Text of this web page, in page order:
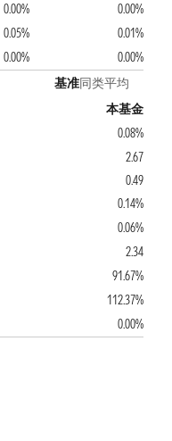
0.00%
0.00%
0.05%
0.01%
0.00% 0.00%
基准同类平均
本基金
0.08%
2.67
0.49
0.14%
0.06%
2.34
91.67%
112.37%
0.00%